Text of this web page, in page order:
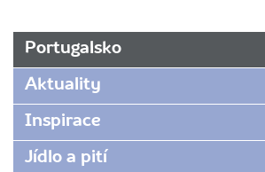
URL
www.radynacestu.cz/magazin/adventni-
Portugalsko
Aktuality
Inspirace
Jídlo a pití